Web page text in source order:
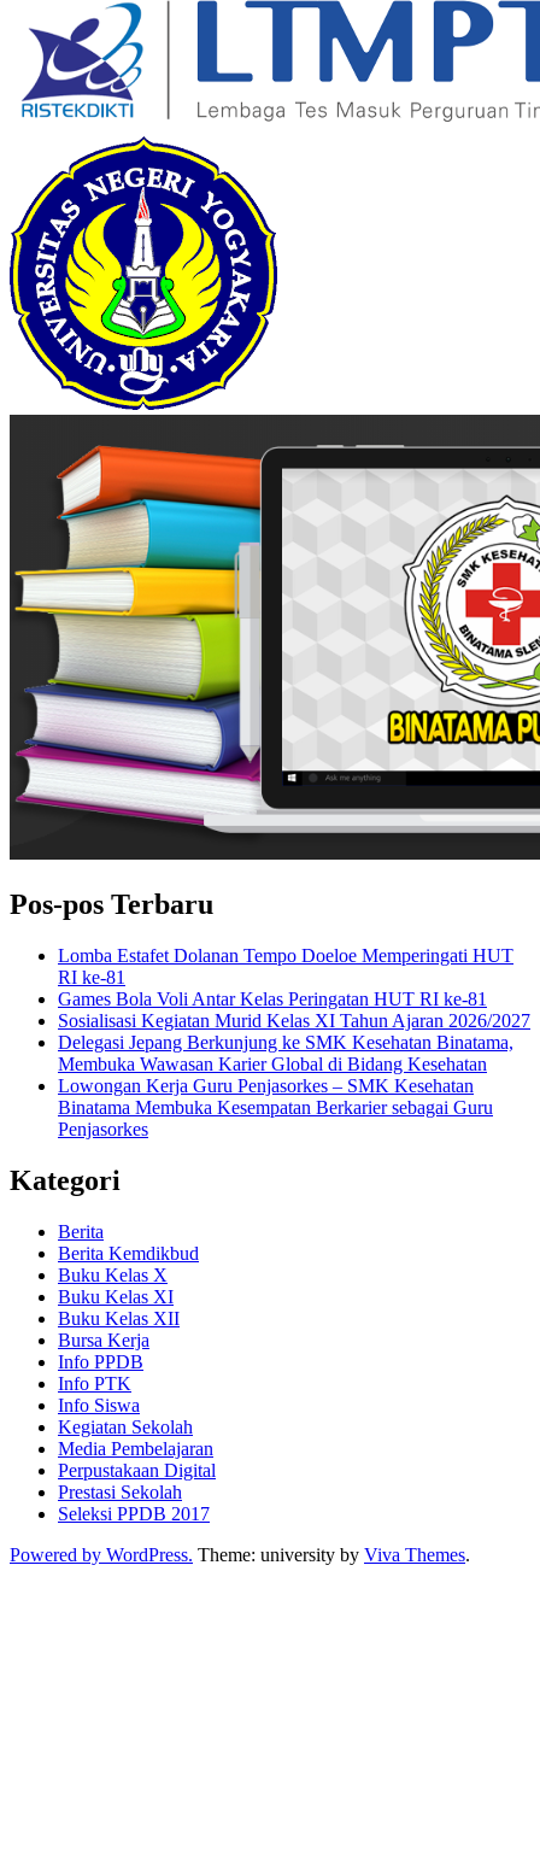
Pos-pos Terbaru
Lomba Estafet Dolanan Tempo Doeloe Memperingati HUT
RI ke-81
Games Bola Voli Antar Kelas Peringatan HUT RI ke-81
Sosialisasi Kegiatan Murid Kelas XI Tahun Ajaran 2026/2027
Delegasi Jepang Berkunjung ke SMK Kesehatan Binatama,
Membuka Wawasan Karier Global di Bidang Kesehatan
Lowongan Kerja Guru Penjasorkes – SMK Kesehatan
Binatama Membuka Kesempatan Berkarier sebagai Guru
Penjasorkes
Kategori
Berita
Berita Kemdikbud
Buku Kelas X
Buku Kelas XI
Buku Kelas XII
Bursa Kerja
Info PPDB
Info PTK
Info Siswa
Kegiatan Sekolah
Media Pembelajaran
Perpustakaan Digital
Prestasi Sekolah
Seleksi PPDB 2017
Powered by WordPress. Theme: university by Viva Themes.